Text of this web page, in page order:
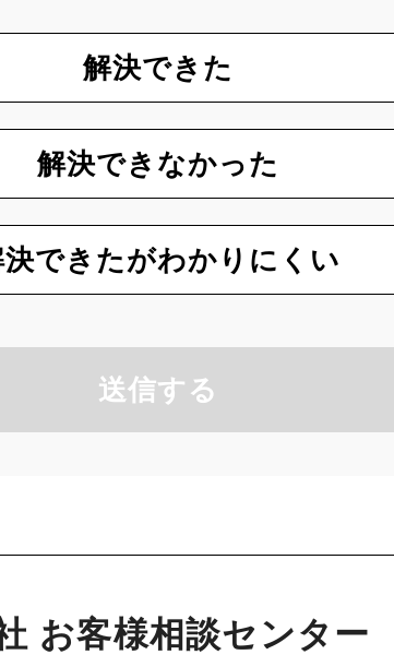
解決できた
解決できなかった
決できたがわかりにくい
送信する
お客様相談センター